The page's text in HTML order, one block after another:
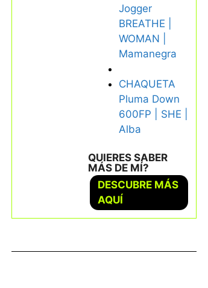
Jogger
BREATHE |
WOMAN |
Mamanegra
CHAQUETA
Pluma Down
600FP | SHE |
Alba
QUIERES SABER
MÁS DE MÍ?
DESCUBRE MÁS
AQUÍ